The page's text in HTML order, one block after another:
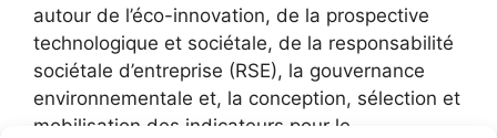
autour de l’éco-innovation, de la prospective
technologique et sociétale, de la responsabilité
sociétale d’entreprise (RSE), la gouvernance
environnementale et, la conception, sélection et
mobilisation des indicateurs pour le